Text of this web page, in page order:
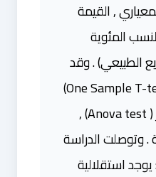
, القيمة
المئوية
الطبيعي) . وقد
تم استخدام اختبار ( One Sample T-test)
كما تم استخدام اختبار ( Anova test) ,
. وتوصلت الدراسة
استقلالية